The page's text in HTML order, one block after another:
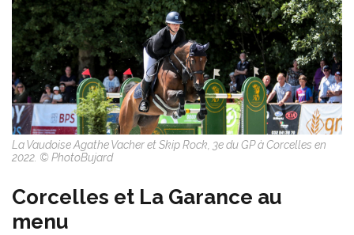
La Vaudoise Agathe Vacher et Skip Rock, 3e du GP à Corcelles en
2022. © PhotoBujard
Corcelles et La Garance au
menu